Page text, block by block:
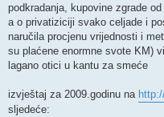
podkradanja, kupovine zgrade
a o privatiziciji svako celjade i
naručila procjenu vrijednosti i
su plaćene enormne svote KM)
lagano otici u kantu za smeće
izvještaj za 2009.godinu na
sljedeće: